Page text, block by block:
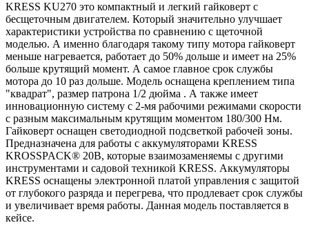
KRESS KU270 это компактный и легкий гайковерт c
бесщеточным двигателем. Который значительно улучшает
характеристики устройства по сравнению с щеточной
моделью. А именно благодаря такому типу мотора гайковерт
меньше нагревается, работает до 50% дольше и имеет на 25%
больше крутящий момент. А самое главное срок службы
мотора до 10 раз дольше. Модель оснащена креплением типа
"квадрат", размер патрона 1/2 дюйма . А также имеет
инновационную систему с 2-мя рабочими режимами скорости
с разным максимальным крутящим моментом 180/300 Нм.
Гайковерт оснащен светодиодной подсветкой рабочей зоны.
Предназначена для работы с аккумуляторами KRESS
KROSSPACK® 20В, которые взаимозаменяемы с другими
инструментами и садовой техникой KRESS. Аккумуляторы
KRESS оснащены электронной платой управления с защитой
от глубокого разряда и перегрева, что продлевает срок службы
и увеличивает время работы. Данная модель поставляется в
кейсе.